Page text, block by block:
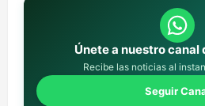
Únete a nuestro canal
Recibe las noticias al
Seguir